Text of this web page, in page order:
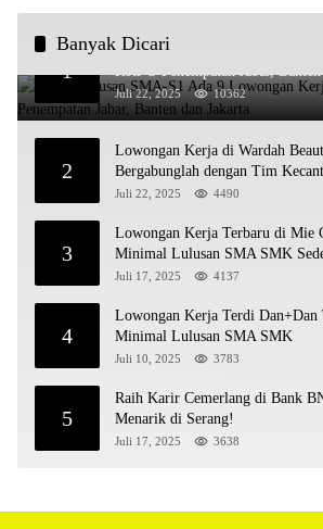
Banyak Dicari
1
Untuk Lulusan SMA-S1 Ada 9
Roti’O Penempatan Jabar,
Juli 22, 2025 10362
2
Lowongan Kerja di Wardah
Bergabunglah dengan Tim
Juli 22, 2025 4490
3
Lowongan Kerja Terbaru di Mie
Minimal Lulusan SMA SMK
Juli 17, 2025 4137
4
Lowongan Kerja Terdi Dan+Dan
Minimal Lulusan SMA SMK
Juli 10, 2025 3783
5
Raih Karir Cemerlang di Bank
Menarik di Serang!
Juli 17, 2025 3638